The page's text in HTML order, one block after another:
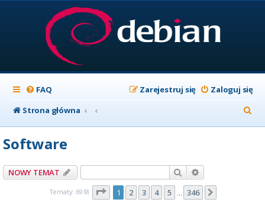
FAQ Zaloguj się
Zarejestruj się
Strona główna
z
Software
NOWY TEMAT Szukaj
Tematy: 6918 Strona z346
1 2 3 4 5 346